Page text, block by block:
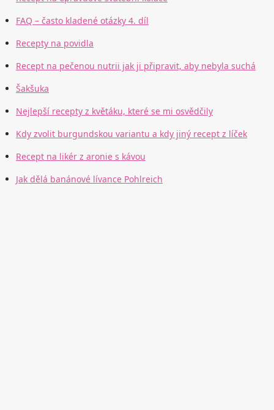
FAQ – často kladené otázky 4. díl
Recepty na povidla
Recept na pečenou nutrii jak ji připravit, aby nebyla suchá
Šakšuka
Nejlepší recepty z květáku, které se mi osvědčily
Kdy zvolit burgundskou variantu a kdy jiný recept z líček
Recept na likér z aronie s kávou
Jak dělá banánové lívance Pohlreich